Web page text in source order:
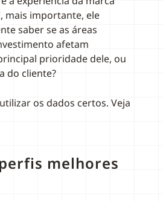
mais importante, ele
saber se as áreas
afetam
prioridade dele, ou
do cliente?
os dados certos. Veja
melhores